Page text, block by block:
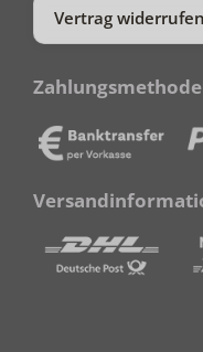
Vertrag widerrufen